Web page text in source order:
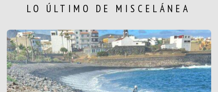
LO ÚLTIMO DE MISCELÁNEA